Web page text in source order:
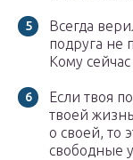
Всегда
подруга не
Кому
Если твоя
твоей
о своей, то
свободные